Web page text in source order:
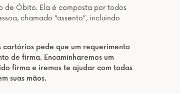
de Óbito. Ela é composta por todos
chamado “assento”, incluindo
pede que um requerimento
de firma. Encaminharemos um
firma e iremos te ajudar com todas
suas mãos.